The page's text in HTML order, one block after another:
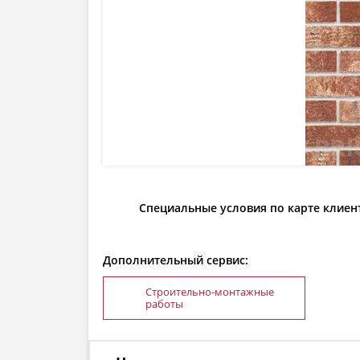
Специальные условия по карте
Дополнительный сервис:
Строительно-монтажные
работы